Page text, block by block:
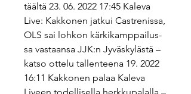
täältä 23. 06. 2022 17:45 Kaleva
Live: Kak­ko­nen jatkui Cast­re­nis­sa,
OLS sai lohkon kär­ki­kamp­pai­lus­
sa vas­taan­sa JJK:n Jy­väs­ky­läs­tä –
katso ottelu tal­len­tee­na 19. 2022
16:11 Kak­ko­nen palaa Kaleva